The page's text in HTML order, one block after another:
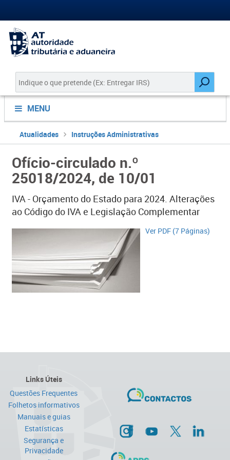
MENU
Atualidades Instruções Administrativas
Ofício-circulado n.º
25018/2024, de 10/01
IVA - Orçamento do Estado para 2024. Alterações
ao Código do IVA e Legislação Complementar
Ver PDF (7 Páginas)
Links Úteis
Questões Frequentes
Folhetos informativos
Manuais e guias
Estatísticas
Segurança e
Privacidade